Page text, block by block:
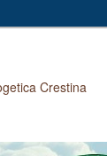
Crestina